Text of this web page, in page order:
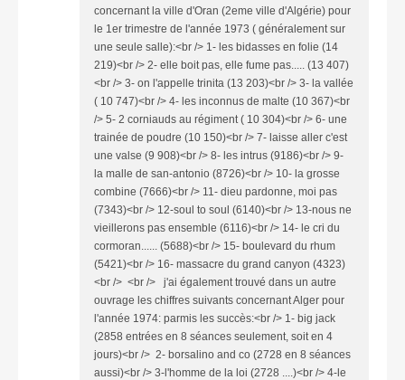
concernant la ville d'Oran (2eme ville d'Algérie) pour
le 1er trimestre de l'année 1973 ( généralement sur
une seule salle):<br /> 1- les bidasses en folie (14
219)<br /> 2- elle boit pas, elle fume pas..... (13 407)
<br /> 3- on l'appelle trinita (13 203)<br /> 3- la vallée
( 10 747)<br /> 4- les inconnus de malte (10 367)<br
/> 5- 2 corniauds au régiment ( 10 304)<br /> 6- une
trainée de poudre (10 150)<br /> 7- laisse aller c'est
une valse (9 908)<br /> 8- les intrus (9186)<br /> 9-
la malle de san-antonio (8726)<br /> 10- la grosse
combine (7666)<br /> 11- dieu pardonne, moi pas
(7343)<br /> 12-soul to soul (6140)<br /> 13-nous ne
vieillerons pas ensemble (6116)<br /> 14- le cri du
cormoran...... (5688)<br /> 15- boulevard du rhum
(5421)<br /> 16- massacre du grand canyon (4323)
<br /> <br /> j'ai également trouvé dans un autre
ouvrage les chiffres suivants concernant Alger pour
l'année 1974: parmis les succès:<br /> 1- big jack
(2858 entrées en 8 séances seulement, soit en 4
jours)<br /> 2- borsalino and co (2728 en 8 séances
aussi)<br /> 3-l'homme de la loi (2728 ....)<br /> 4-le